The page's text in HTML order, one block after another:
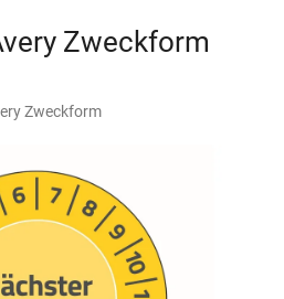
Zweckform
Zweckform